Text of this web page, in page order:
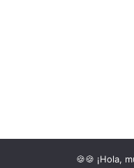
de Mujeres 2016©🍪🍪 ¡Hola,